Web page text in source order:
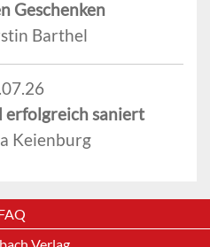
Geschenken
Barthel
erfolgreich saniert
Keienburg